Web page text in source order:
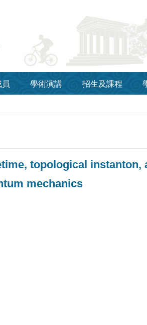
學術演講 招生及課程
topological
mechanics